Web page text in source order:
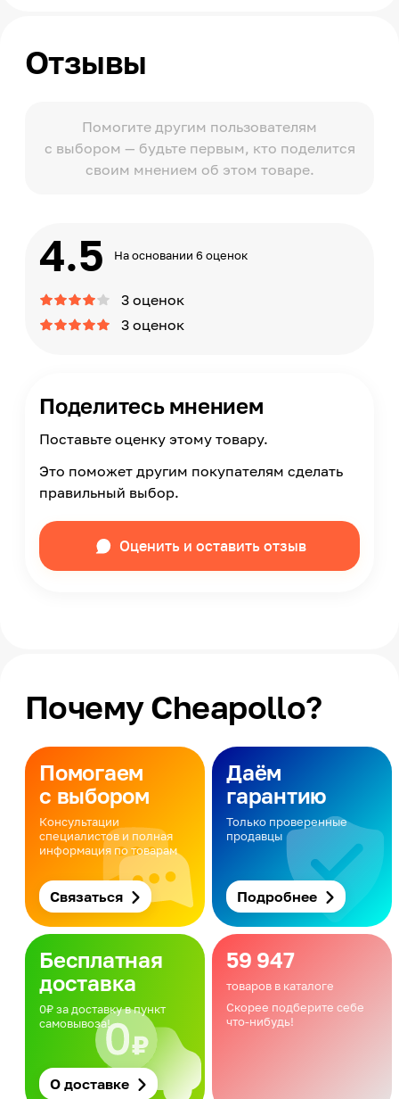
Отзывы
Помогите другим пользователям
с выбором — будьте первым, кто поделится
своим мнением об этом товаре.
4.5 На основании 6 оценок
3 оценок
3 оценок
Поделитесь мнением
Поставьте оценку этому товару.
Это поможет другим покупателям сделать
правильный выбор.
Оценить и оставить отзыв
Почему Cheapollo?
Помогаем
с выбором
Консультации
специалистов и полная
информация по товарам
Связаться
Даём
гарантию
Только проверенные
продавцы
Подробнее
Бесплатная
доставка
0₽ за доставку в пункт
самовывоза!
О доставке
59 947
товаров в каталоге
Скорее подберите себе
что-нибудь!